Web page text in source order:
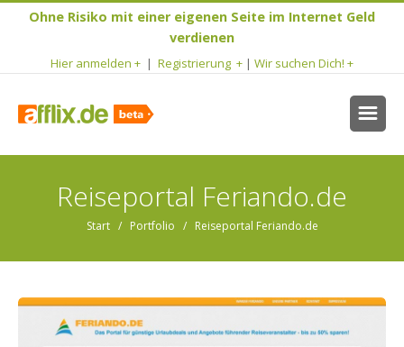
Ohne Risiko mit einer eigenen Seite im Internet Geld
verdienen
Hier anmelden + | Registrierung + | Wir suchen Dich! +
Reiseportal Feriando.de
Start/ Portfolio / Reiseportal Feriando.de